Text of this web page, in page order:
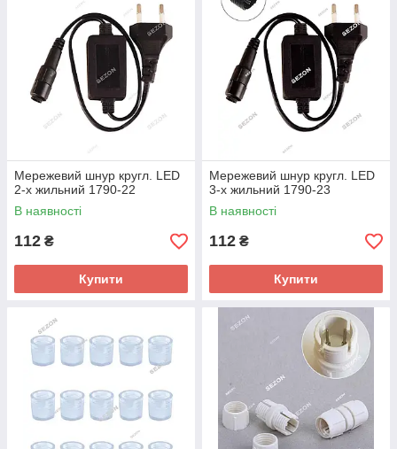
Мережевий шнур кругл. LED
2-х жильний 1790-22
В наявності
112 ₴
Купити
Мережевий шнур кругл. LED
3-х жильний 1790-23
В наявності
112 ₴
Купити